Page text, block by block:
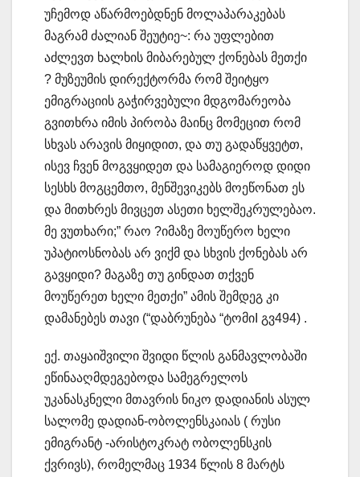
უჩემოდ აწარმოებდნენ მოლაპარაკებას
მაგრამ ძალიან შეუტიე~: რა უფლებით
აძლევთ ხალხის მიბარებულ ქონებას მეთქი
? მუზეუმის დირექტორმა რომ შეიტყო
ემიგრაციის გაჭირვებული მდგომარეობა
გვითხრა იმის პირობა მაინც მომეცით რომ
სხვას არავის მიყიდით, და თუ გადაწყვეტთ,
ისევ ჩვენ მოგვყიდეთ და სამაგიეროდ დიდი
სესხს მოგცემთო, მენშევიკებს მოეწონათ ეს
და მითხრეს მივცეთ ასეთი ხელშეკრულებაო.
მე ვუთხარი;” რაო ?იმაზე მოუწერო ხელი
უპატიოსნობას არ ვიქმ და სხვის ქონებას არ
გავყიდი? მაგაზე თუ გინდათ თქვენ
მოუწერეთ ხელი მეთქი” ამის შემდეგ კი
დამანებეს თავი (“დაბრუნება “ტომიI გვ494) .
ექ. თაყაიშვილი შვიდი წლის განმავლობაში
ეწინააღმდეგებოდა სამეგრელოს
უკანასკნელი მთავრის ნიკო დადიანის ასულ
სალომე დადიან-ობოლენსკაიას ( რუსი
ემიგრანტ -არისტოკრატ ობოლენსკის
ქვრივს), რომელმაც 1934 წლის 8 მარტს